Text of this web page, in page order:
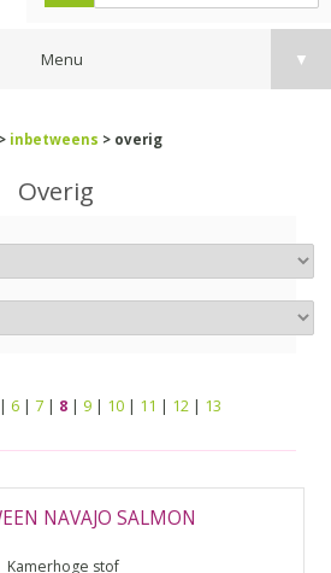
Menu ▼
> inbetweens > overig
Overig
| 6 | 7 | 8 | 9 | 10 | 11 | 12 | 13
NAVAJO SALMON
Kamerhoge stof